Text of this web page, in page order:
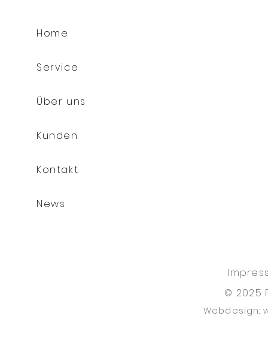
Home
Service
Über uns
Kunden
Kontakt
News
© 2025
Webdesign: